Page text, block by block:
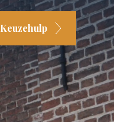
Keuzehulp